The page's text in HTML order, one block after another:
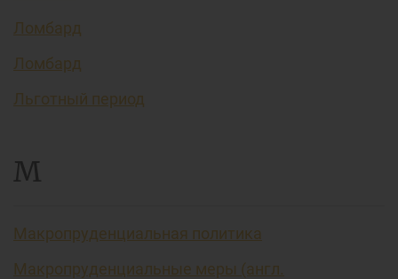
Ломбард
Ломбард
Льготный период
М
Макропруденциальная политика
Макропруденциальные меры (англ.